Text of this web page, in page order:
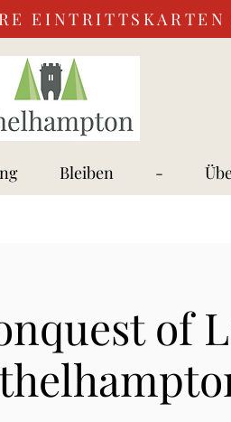
EINTRITTSKARTEN
Bleiben -
of